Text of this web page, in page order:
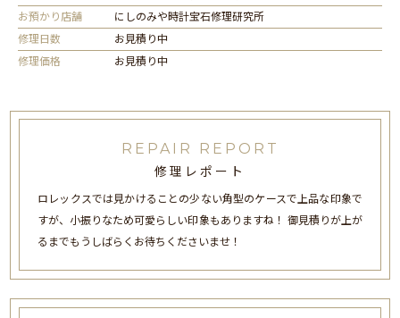
お預かり店舗
にしのみや時計宝石修理研究所
修理日数
お見積り中
修理価格
お見積り中
REPAIR REPORT
修理レポート
ロレックスでは見かけることの少ない角型のケースで上品な印象で
すが、小振りなため可愛らしい印象もありますね！ 御見積りが上が
るまでもうしばらくお待ちくださいませ！